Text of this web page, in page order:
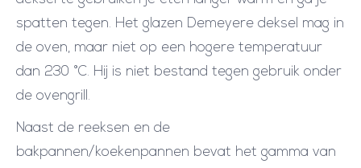
spatten tegen. Het glazen Demeyere deksel mag in
de oven, maar niet op een hogere temperatuur
dan 230 °C. Hij is niet bestand tegen gebruik onder
de ovengrill.
Naast de reeksen en de
bakpannen/koekenpannen bevat het gamma van